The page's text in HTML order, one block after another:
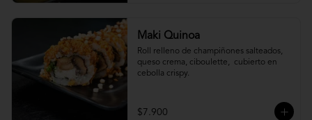
Maki Quinoa
​Roll relleno de champiñones salteados,
queso crema, ciboulette,  cubierto en
cebolla crispy.
$7.900